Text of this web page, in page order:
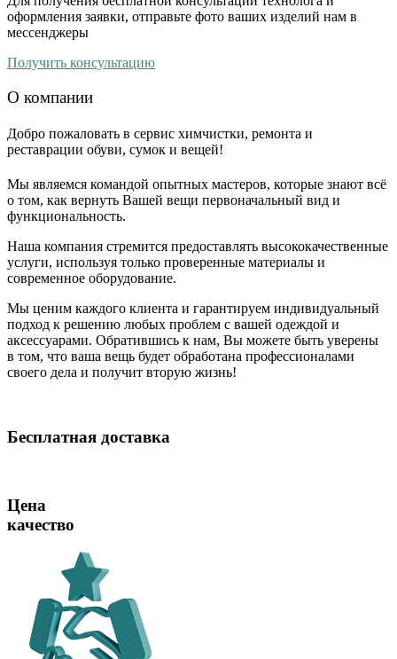
оформления заявки, отправьте фото ваших изделий нам в
мессенджеры
Получить консультацию
О компании
Добро пожаловать в сервис химчистки, ремонта и
реставрации обуви, сумок и вещей!
Мы являемся командой опытных мастеров, которые знают всё
о том, как вернуть Вашей вещи первоначальный вид и
функциональность.
Наша компания стремится предоставлять высококачественные
услуги, используя только проверенные материалы и
современное оборудование.
Мы ценим каждого клиента и гарантируем индивидуальный
подход к решению любых проблем с вашей одеждой и
аксессуарами. Обратившись к нам, Вы можете быть уверены
в том, что ваша вещь будет обработана профессионалами
своего дела и получит вторую жизнь!
Бесплатная доставка
Цена
качество